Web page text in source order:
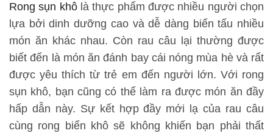
Rong sụn khôlà thực phẩm được nhiều người chọn
lựa bởi dinh dưỡng cao và dễ dàng biến tấu nhiều
món ăn khác nhau. Còn rau câu lại thường được
biết đến là món ăn đánh bay cái nóng mùa hè và rất
được yêu thích từ trẻ em đến người lớn. Với rong
sụn khô, bạn cũng có thể làm ra được món ăn đầy
hấp dẫn này. Sự kết hợp đầy mới lạ của rau câu
cùng rong biển khô sẽ không khiến bạn phải thất